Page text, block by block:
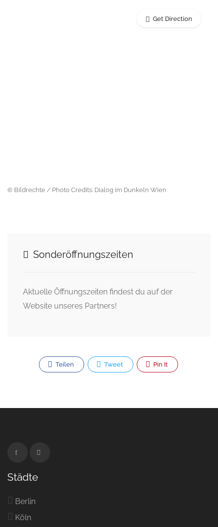
Get Direction
© Bildrechte / Photo Credits: Dialog im Dunkeln Wien
Sonderöffnungszeiten
Aktuelle Öffnungszeiten findest du auf der
Website unseres Partners!
Teilen Tweet Pin It
Städte
Berlin
Köln